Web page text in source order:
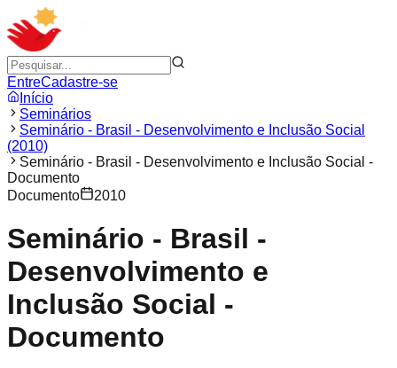
EntreCadastre-se
Início
Seminários
Seminário - Brasil - Desenvolvimento e Inclusão Social
(2010)
Seminário - Brasil - Desenvolvimento e Inclusão Social -
Documento
Documento
2010
Seminário - Brasil -
Desenvolvimento e
Inclusão Social -
Documento